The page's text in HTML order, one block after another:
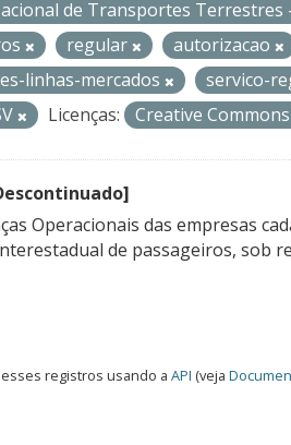
de Transportes Terrestres
regular
autorizacao
linhas-mercados
servico-
Licenças: Creative
Operacionais das empresas
de passageiros, sob
registros usando a API (veja